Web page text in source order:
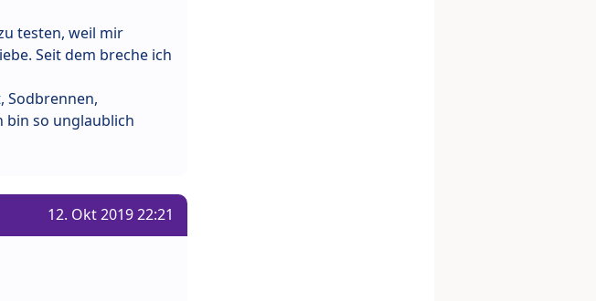
testen, weil mir
Seit dem breche ich
Sodbrennen,
bin so unglaublich
12. Okt 2019 22:21